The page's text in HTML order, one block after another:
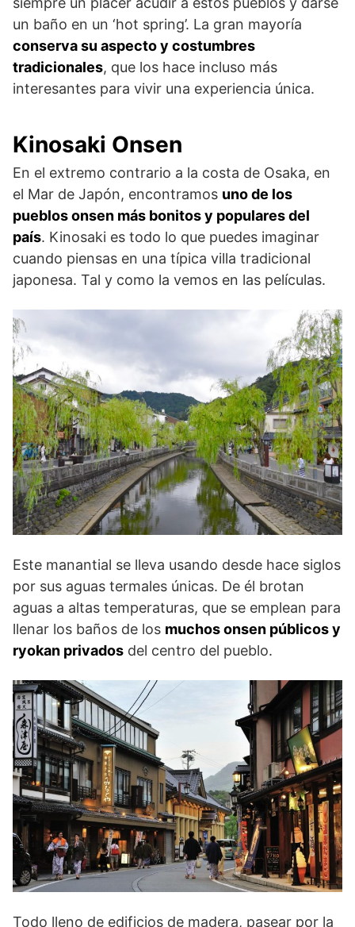
un baño en un ‘hot spring’. La gran mayoría
conserva su aspecto y costumbres
tradicionales, que los hace incluso más
interesantes para vivir una experiencia única.
Kinosaki Onsen
En el extremo contrario a la costa de Osaka, en
el Mar de Japón, encontramos uno de los
pueblos onsen más bonitos y populares del
país. Kinosaki es todo lo que puedes imaginar
cuando piensas en una típica villa tradicional
japonesa. Tal y como la vemos en las películas.
Este manantial se lleva usando desde hace siglos
por sus aguas termales únicas. De él brotan
aguas a altas temperaturas, que se emplean para
llenar los baños de los muchos onsen públicos y
ryokan privados del centro del pueblo.
Todo lleno de edificios de madera, pasear por la